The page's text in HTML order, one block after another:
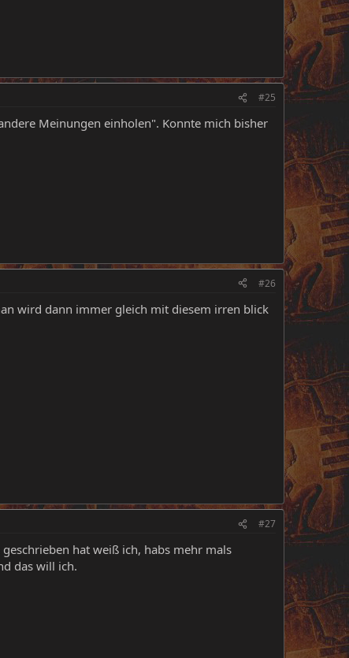
#25
Meinungen einholen". Konnte mich bisher
#26
wird dann immer gleich mit diesem irren blick
#27
hat weiß ich, habs mehr mals
das will ich.